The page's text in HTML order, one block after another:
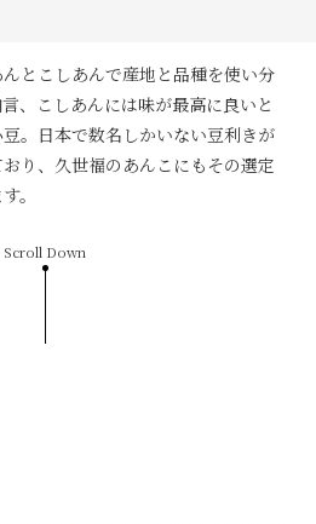
とこしあんで産地と品種を使い分
、こしあんには味が最高に良いと
。日本で数名しかいない豆利きが
り、久世福のあんこにもその選定
。
Scroll Down